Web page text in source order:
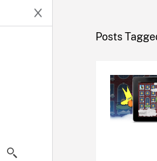
Posts